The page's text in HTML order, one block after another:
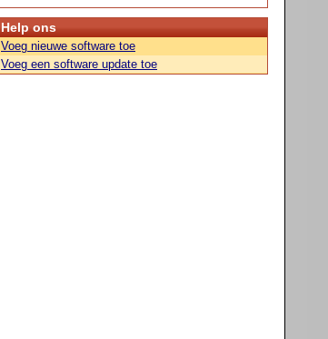
Help ons
Voeg nieuwe software toe
Voeg een software update toe